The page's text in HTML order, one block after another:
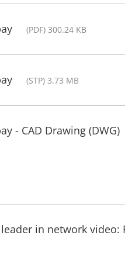
(PDF) 300.24 KB
(STP) 3.73 MB
- CAD Drawing (DWG)
in network video: